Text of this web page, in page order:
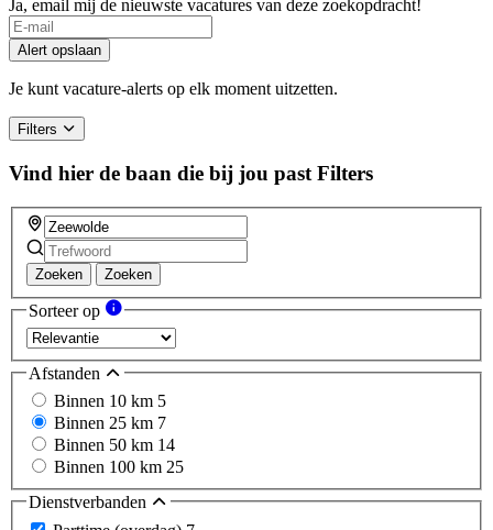
Ja, email mij de nieuwste vacatures van deze zoekopdracht!
Alert opslaan
Je kunt vacature-alerts op elk moment uitzetten.
Filters
Vind hier de baan die bij jou past Filters
Zoeken Zoeken
Sorteer op
Afstanden
Binnen 10 km 5
Binnen 25 km 7
Binnen 50 km 14
Binnen 100 km 25
Dienstverbanden